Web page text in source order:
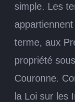
simple. Les
terme, aux
propriété
Couronne.
la Loi sur les